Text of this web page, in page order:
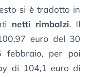
si è tradotto in
netti rimbalzi. Il
euro del 30
febbraio, per poi
di 104,1 euro di